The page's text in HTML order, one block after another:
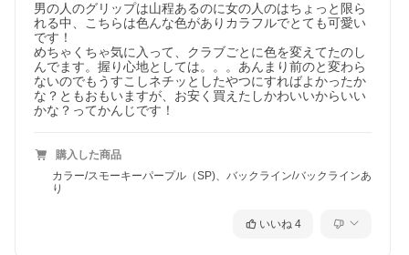
男の人のグリップは山程あるのに女の人のはちょっと限ら
れる中、こちらは色んな色がありカラフルでとても可愛い
です！
めちゃくちゃ気に入って、クラブごとに色を変えてたのし
んでます。握り心地としては。。。あんまり前のと変わら
ないのでもうすこしネチッとしたやつにすればよかったか
な？ともおもいますが、お安く買えたしかわいいからいい
かな？ってかんじです！
購入した商品
カラー/スモーキーパープル（SP)、バックライン/バックラインあ
り
いいね 4